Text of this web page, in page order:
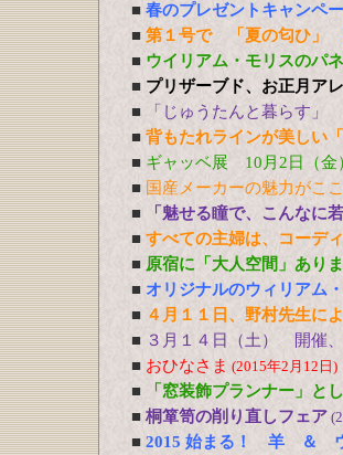
■ 春のプレゼントキャンペ
■ 第１号で 「夏の匂ひ」
■ ウイリアム・モリスのパ
■ プリザーブド、お正月ア
■
「じゅうたんと暮らす
■ 背もたれラインが美しい
■ ギャッベ展 10月2日（
■ 国産メーカーの魅力がこ
■
「魅せる瞳で、こんな
■ すべての主婦は、コーデ
■ 原宿に「大人空間」あり
■ オリジナルのウィリアム
■ ４月１１日、野村先生に
■ ３月１４日（土） 開催
■ おひなさま (2015年2月12日)
■ 「窓装飾プランナー」と
■ 桐箪笥の削り直しフェア
■ 2015 始まる！ 羊 ＆ ウ